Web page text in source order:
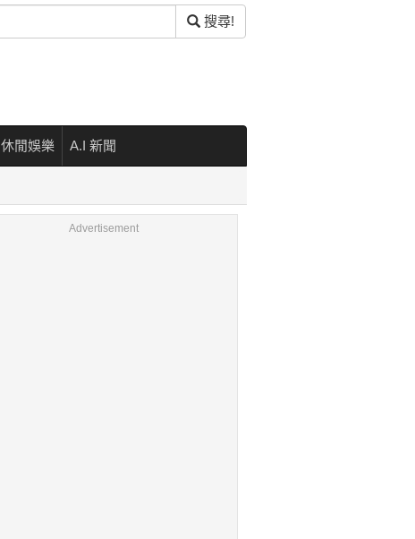
搜尋!
休閒娛樂 A.I 新聞
Advertisement